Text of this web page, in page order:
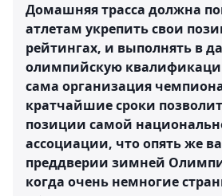
Домашняя трасса должна
атлетам укрепить свои
рейтингах, и выполнять в
олимпийскую
сама организация
кратчайшие сроки
позиции самой
ассоциации, что опять же
преддверии зимней
когда очень немногие